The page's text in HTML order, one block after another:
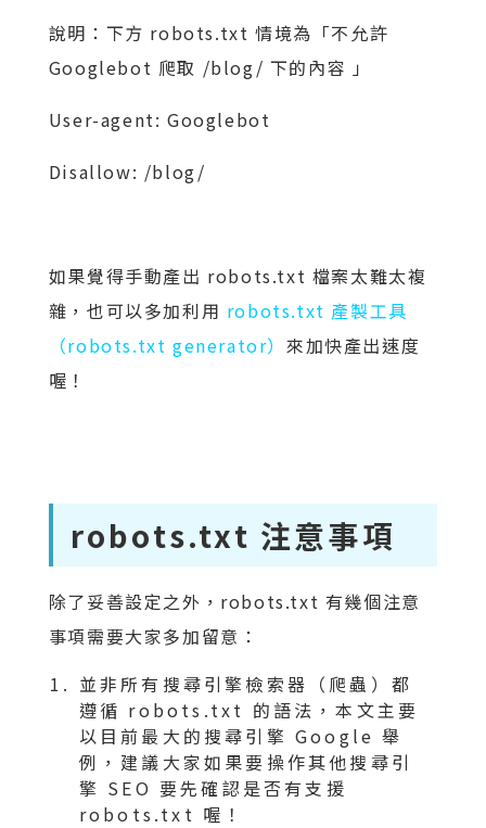
說明：下方 robots.txt 情境為「不允許
Googlebot 爬取 /blog/ 下的內容 」
User-agent: Googlebot
Disallow: /blog/
如果覺得手動產出 robots.txt 檔案太難太複
雜，也可以多加利用 robots.txt 產製工具
（robots.txt generator） 來加快產出速度
喔！
robots.txt 注意事項
除了妥善設定之外，robots.txt 有幾個注意
事項需要大家多加留意：
並非所有搜尋引擎檢索器（爬蟲）都
遵循 robots.txt 的語法，本文主要
以目前最大的搜尋引擎 Google 舉
例，建議大家如果要操作其他搜尋引
擎 SEO 要先確認是否有支援
robots.txt 喔！